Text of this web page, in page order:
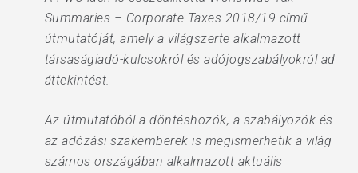
Summaries – Corporate Taxes 2018/19 című
útmutatóját, amely a világszerte alkalmazott
társaságiadó-kulcsokról és adójogszabályokról ad
áttekintést.
Az útmutatóból a döntéshozók, a szabályozók és
az adózási szakemberek is megismerhetik a világ
számos országában alkalmazott aktuális